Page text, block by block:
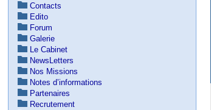
Contacts
Edito
Forum
Galerie
Le Cabinet
NewsLetters
Nos Missions
Notes d’informations
Partenaires
Recrutement